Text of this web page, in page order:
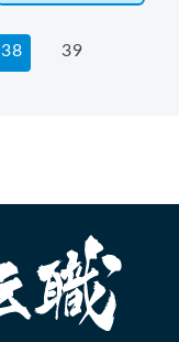
38 39